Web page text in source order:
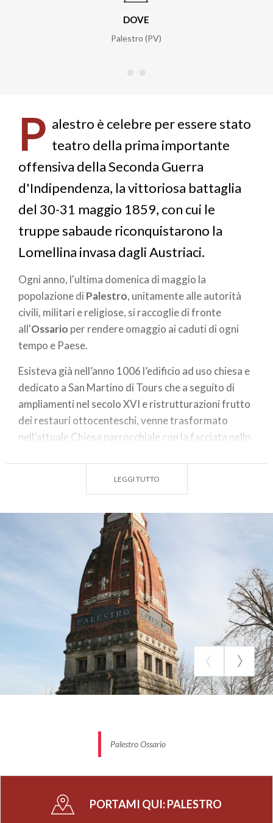
DOVE
Palestro (PV)
P alestro è celebre per essere stato
teatro della prima importante
offensiva della Seconda Guerra
d'Indipendenza, la vittoriosa battaglia
del 30-31 maggio 1859, con cui le
truppe sabaude riconquistarono la
Lomellina invasa dagli Austriaci.
Ogni anno, l'ultima domenica di maggio la
popolazione di Palestro, unitamente alle autorità
civili, militari e religiose, si raccoglie di fronte
all'Ossario per rendere omaggio ai caduti di ogni
tempo e Paese.
Esisteva già nell’anno 1006 l’edificio ad uso chiesa e
dedicato a San Martino di Tours che a seguito di
ampliamenti nel secolo XVI e ristrutturazioni frutto
dei restauri ottocenteschi, venne trasformato
nell’attuale Chiesa parrocchiale con la facciata nello
di sua assenza il transito può essere certificato
LEGGI TUTTO
Palestro Ossario
PORTAMI QUI:PALESTRO